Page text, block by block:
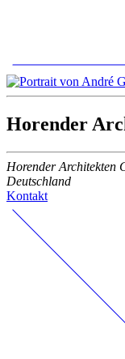
Horender
Horender Architekten
Deutschland
Kontakt